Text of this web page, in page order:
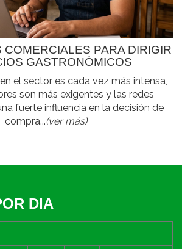
COMERCIALES PARA DIRIGIR
GASTRONÓMICOS
el sector es cada vez más intensa,
son más exigentes y las redes
fuerte influencia en la decisión de
compra...(ver más)
DIA